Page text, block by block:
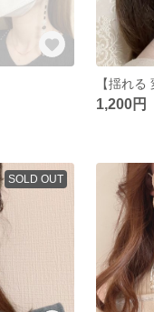
1,200円
SOLD OUT